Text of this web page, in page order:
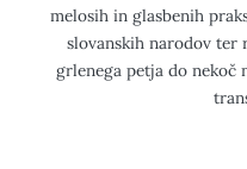
melosih in glasbenih
slovanskih narodov ter
grlenega petja do nekoč